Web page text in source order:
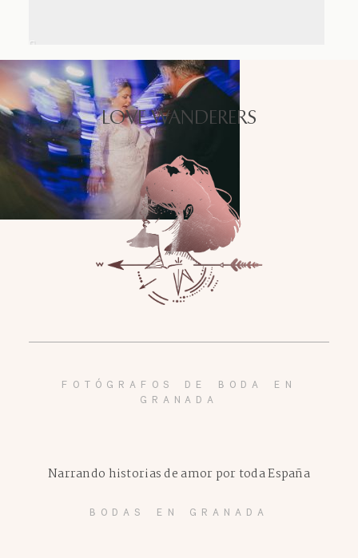
LOVE WANDERERS
FOTÓGRAFOS DE BODA EN
GRANADA
BODAS EN GRANADA
Narrando historias de amor por toda España